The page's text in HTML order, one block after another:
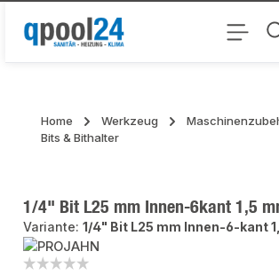
Zum Hauptinhalt springen
Home Werkzeug
Bits & Bithalter
1/4" Bit L25 mm Innen-6kant 1,5
Variante:1/4" Bit L25 mm Innen-6-kant